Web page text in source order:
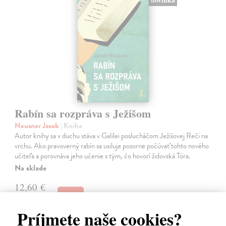
Príjmete naše cookies?
Rabín sa rozpráva s Ježišom
Neusner Jacob | Kniha
Autor knihy sa v duchu stáva v Galilei poslucháčom Ježišovej Reči na
vrchu. Ako pravoverný rabín sa usiluje pozorne počúvať tohto nového
učiteľa a porovnáva jeho učenie s tým, čo hovorí židovská Tóra.
Na sklade
12,60 €